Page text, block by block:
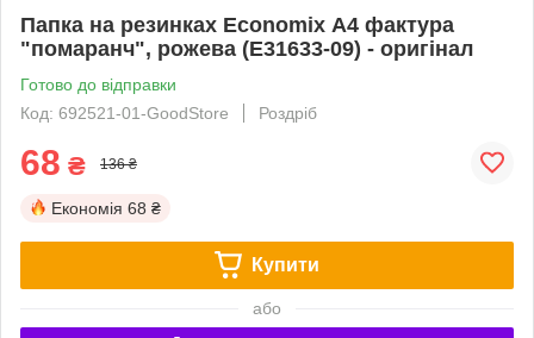
Папка на резинках Economix А4 фактура
"помаранч", рожева (E31633-09) - оригінал
Готово до відправки
Код: 692521-01-GoodStore
Роздріб
68 ₴ 136 ₴
Економія 68 ₴
Купити
або